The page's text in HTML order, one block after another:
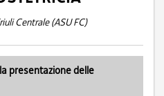
Centrale (ASU FC)
presentazione delle